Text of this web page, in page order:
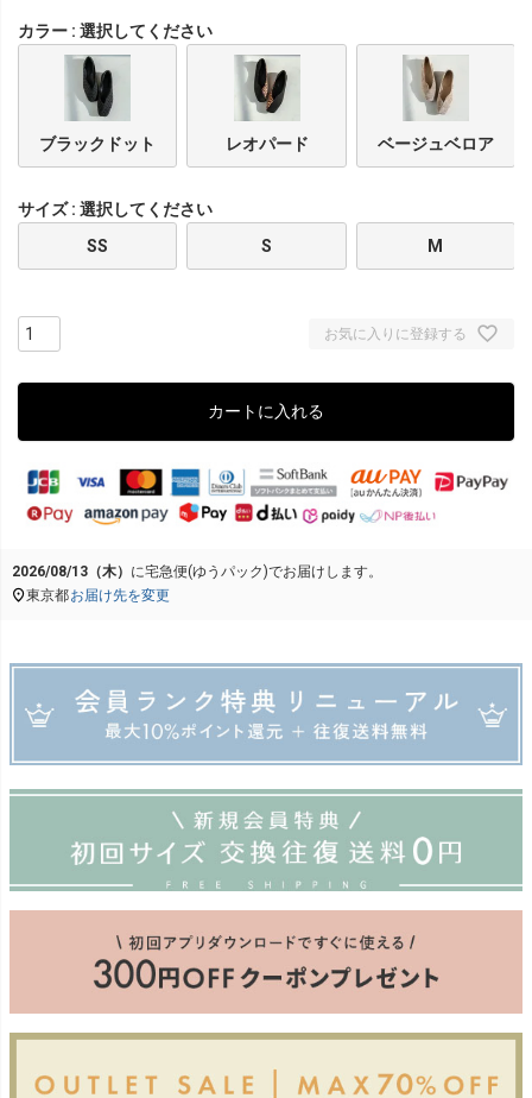
カラー 選択してください
ブラックドット レオパード ベージュベロア
サイズ
選択してください
SS
S M
お気に入りに登録する
カートに入れる
2026/08/13（木） に宅急便(ゆうパック)でお届けします。
東京都お届け先を変更